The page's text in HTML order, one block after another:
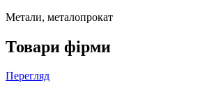
Метали, металопрокат
Товари фірми
Перегляд